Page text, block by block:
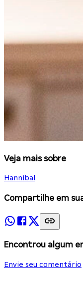
Veja mais sobre
Hannibal
Compartilhe em
Encontrou algum
Envie seu comentário